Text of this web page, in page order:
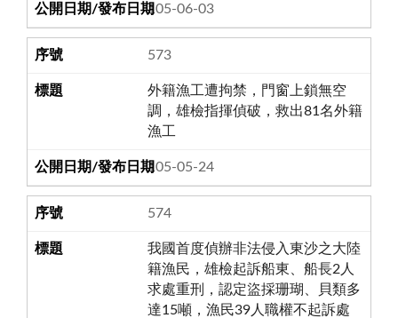
105-06-03
573
外籍漁工遭拘禁，門窗上鎖無空
調，雄檢指揮偵破，救出81名外籍
漁工
105-05-24
574
我國首度偵辦非法侵入東沙之大陸
籍漁民，雄檢起訴船東、船長2人
求處重刑，認定盜採珊瑚、貝類多
達15噸，漁民39人職權不起訴處